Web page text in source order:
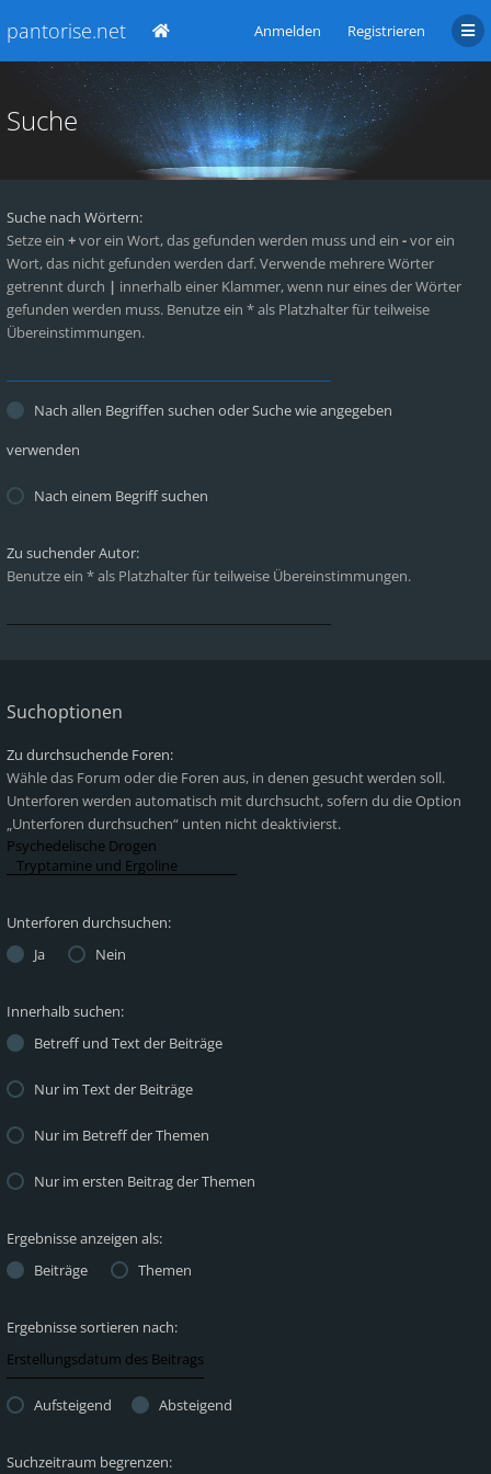
pantorise.net Anmelden Registrieren
Suche
Suche nach Wörtern:
Setze ein +vor ein Wort, das gefunden werden muss und ein -vor ein
Wort, das nicht gefunden werden darf. Verwende mehrere Wörter
getrennt durch | innerhalb einer Klammer, wenn nur eines der Wörter
gefunden werden muss. Benutze ein * als Platzhalter für teilweise
Übereinstimmungen.
Nach allen Begriffen suchen oder Suche wie angegeben
verwenden
Nach einem Begriff suchen
Zu suchender Autor:
Benutze ein * als Platzhalter für teilweise Übereinstimmungen.
Suchoptionen
Zu durchsuchende Foren:
Wähle das Forum oder die Foren aus, in denen gesucht werden soll.
Unterforen werden automatisch mit durchsucht, sofern du die Option
„Unterforen durchsuchen“ unten nicht deaktivierst.
Unterforen durchsuchen:
Ja
Nein
Innerhalb suchen:
Betreff und Text der Beiträge
Nur im Text der Beiträge
Nur im Betreff der Themen
Nur im ersten Beitrag der Themen
Ergebnisse anzeigen als:
Beiträge
Themen
Ergebnisse sortieren nach:
Aufsteigend Absteigend
Suchzeitraum begrenzen: